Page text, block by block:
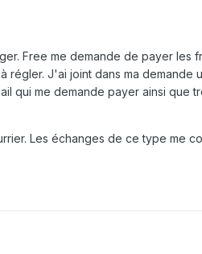
Free me demande de payer les
J'ai joint dans ma demande
qui me demande payer ainsi que
Les échanges de ce type me